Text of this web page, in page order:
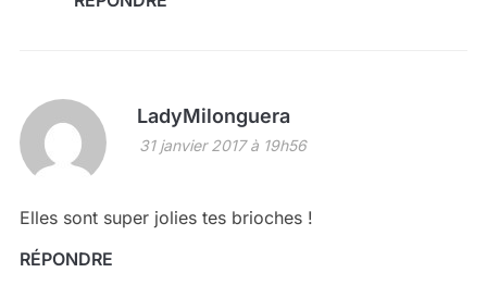
LadyMilonguera
31 janvier 2017 à 19h56
Elles sont super jolies tes brioches !
RÉPONDRE